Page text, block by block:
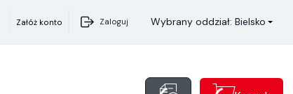
Załóż konto Zaloguj Wybrany oddział: Bielsko